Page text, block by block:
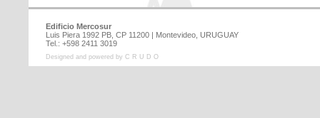
Edificio Mercosur
Luis Piera 1992 PB, CP 11200 | Montevideo, URUGUAY
Tel.: +598 2411 3019
Designed and powered by C R U D O